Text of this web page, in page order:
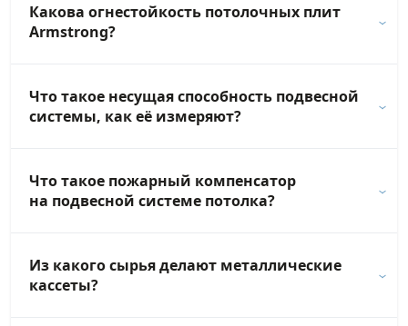
Какова огнестойкость потолочных плит
Armstrong?
Что такое несущая способность подвесной
системы, как её измеряют?
Что такое пожарный компенсатор
на подвесной системе потолка?
Из какого сырья делают металлические
кассеты?